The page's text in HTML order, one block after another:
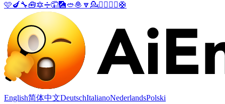
🩷🍆 🔧🧰🔯➗🤦🎑🥙🧆 🔽 💁🧔‍♂️ 🧔‍♀️🛟
English简体中文DeutschItalianoNederlandsPolski